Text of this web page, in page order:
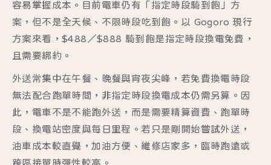
容易掌握成本。目前電車仍有「指定時段騎到飽」方
案，但不是全天候、不限時段吃到飽。以 Gogoro 現行
方案來看，$488／$888 騎到飽是指定時段換電免費，
且需要綁約。
外送常集中在午餐、晚餐與宵夜尖峰，若免費換電時段
無法配合跑單時間，非指定時段換電成本仍需另算。因
此，電車不是不能跑外送，而是需要精算資費、跑單時
段、換電站密度與每日里程。若只是剛開始嘗試外送，
油車成本較直覺，加油方便、維修店家多，臨時跑遠或
跨區接單時彈性較高。